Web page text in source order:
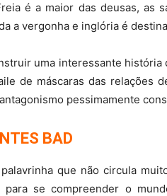
é a maior das deusas, as
a vergonha e inglória é
uma interessante
de máscaras das relações
pessimamente
BAD
que não circula
se compreender o